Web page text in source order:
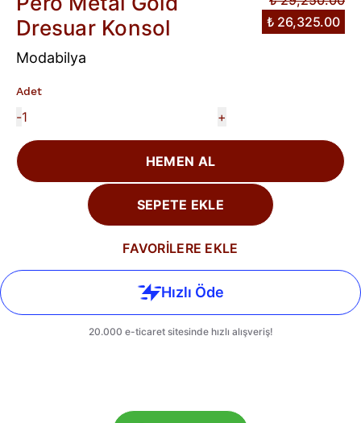
Dresuar Konsol
₺ 26,325.00
Modabilya
Adet
- +
HEMEN AL
SEPETE EKLE
FAVORİLERE EKLE